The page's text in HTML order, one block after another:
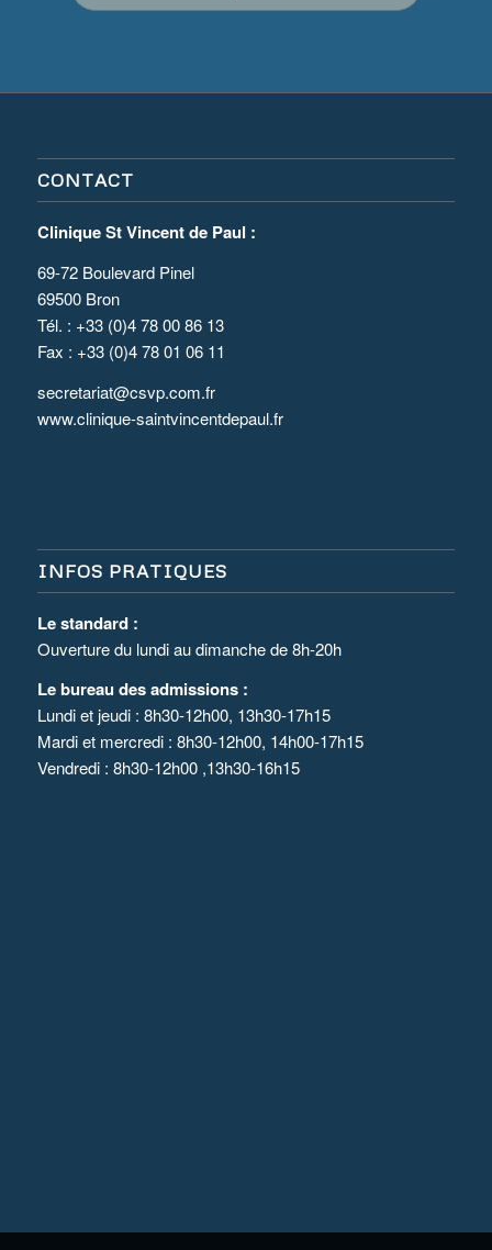
CONTACT
Clinique St Vincent de Paul :
69-72 Boulevard Pinel
69500 Bron
Tél. : +33 (0)4 78 00 86 13
Fax : +33 (0)4 78 01 06 11
secretariat@csvp.com.fr
www.clinique-saintvincentdepaul.fr
INFOS PRATIQUES
Le standard :
Ouverture du lundi au dimanche de 8h-20h
Le bureau des admissions :
Lundi et jeudi : 8h30-12h00, 13h30-17h15
Mardi et mercredi : 8h30-12h00, 14h00-17h15
Vendredi : 8h30-12h00 ,13h30-16h15